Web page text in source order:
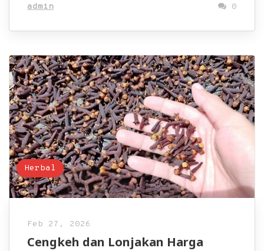
admin 0
Herbal
Feb 27, 2026
Cengkeh dan Lonjakan Harga